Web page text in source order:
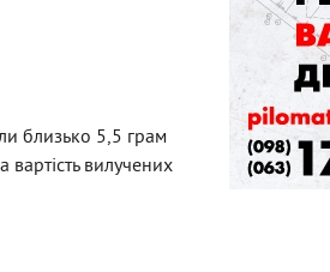
близько 5,5 грам
вилучених